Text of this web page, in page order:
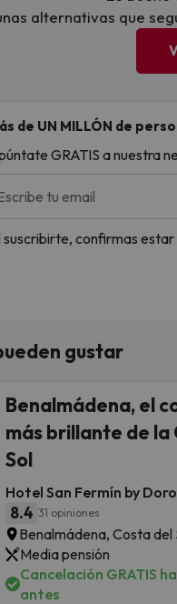
alternativas que
de UN MILLÓN de
GRATIS a nuestra
tu email
suscribirte, confirmas
gustar
Benalmádena, el
más brillante de la
Sol
Hotel San Fermín by
8.4 31 opiniones
Benalmádena, Costa del
Media pensión
Cancelación GRATIS
antes